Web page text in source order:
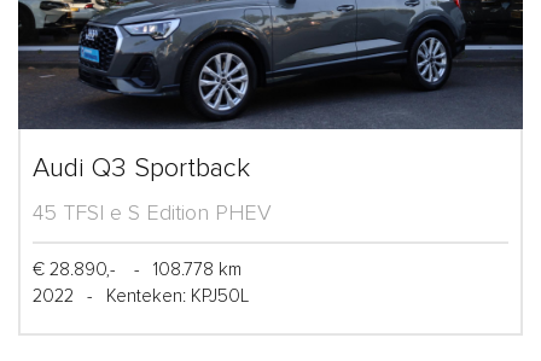
Audi Q3 Sportback
45 TFSI e S Edition PHEV
€ 28.890,- -
108.778 km
2022
- Kenteken: KPJ50L